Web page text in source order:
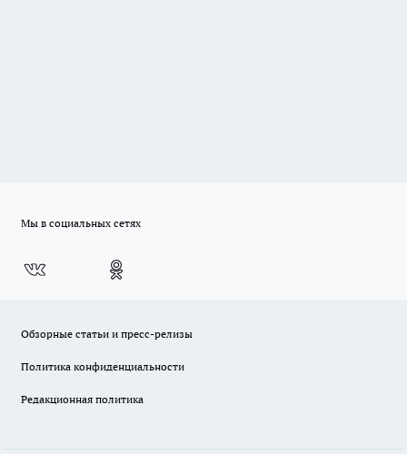
Мы в социальных сетях
Обзорные статьи и пресс-релизы
Политика конфиденциальности
Редакционная политика